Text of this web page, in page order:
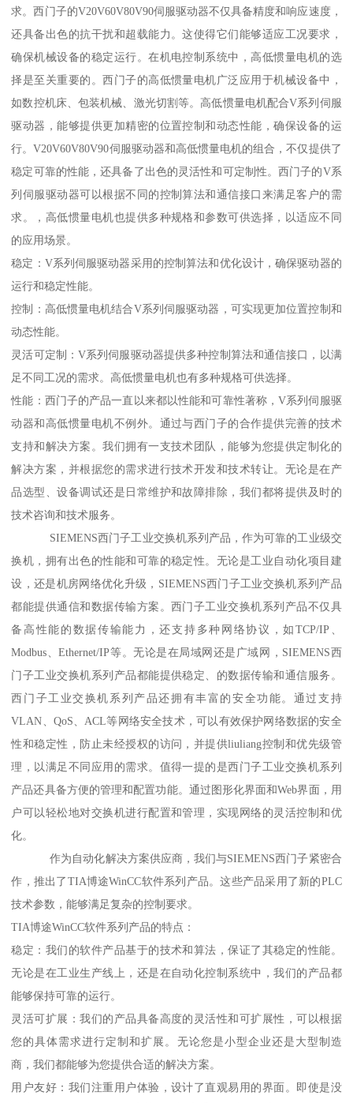
求。西门子的V20V60V80V90伺服驱动器不仅具备精度和响应速度，
还具备出色的抗干扰和超载能力。这使得它们能够适应工况要求，
确保机械设备的稳定运行。在机电控制系统中，高低惯量电机的选
择是至关重要的。西门子的高低惯量电机广泛应用于机械设备中，
如数控机床、包装机械、激光切割等。高低惯量电机配合V系列伺服
驱动器，能够提供更加精密的位置控制和动态性能，确保设备的运
行。V20V60V80V90伺服驱动器和高低惯量电机的组合，不仅提供了
稳定可靠的性能，还具备了出色的灵活性和可定制性。西门子的V系
列伺服驱动器可以根据不同的控制算法和通信接口来满足客户的需
求。，高低惯量电机也提供多种规格和参数可供选择，以适应不同
的应用场景。
稳定：V系列伺服驱动器采用的控制算法和优化设计，确保驱动器的
运行和稳定性能。
控制：高低惯量电机结合V系列伺服驱动器，可实现更加位置控制和
动态性能。
灵活可定制：V系列伺服驱动器提供多种控制算法和通信接口，以满
足不同工况的需求。高低惯量电机也有多种规格可供选择。
性能：西门子的产品一直以来都以性能和可靠性著称，V系列伺服驱
动器和高低惯量电机不例外。通过与西门子的合作提供完善的技术
支持和解决方案。我们拥有一支技术团队，能够为您提供定制化的
解决方案，并根据您的需求进行技术开发和技术转让。无论是在产
品选型、设备调试还是日常维护和故障排除，我们都将提供及时的
技术咨询和技术服务。
SIEMENS西门子工业交换机系列产品，作为可靠的工业级交
换机，拥有出色的性能和可靠的稳定性。无论是工业自动化项目建
设，还是机房网络优化升级，SIEMENS西门子工业交换机系列产品
都能提供通信和数据传输方案。西门子工业交换机系列产品不仅具
备高性能的数据传输能力，还支持多种网络协议，如TCP/IP、
Modbus、Ethernet/IP等。无论是在局域网还是广域网，SIEMENS西
门子工业交换机系列产品都能提供稳定、的数据传输和通信服务。
西门子工业交换机系列产品还拥有丰富的安全功能。通过支持
VLAN、QoS、ACL等网络安全技术，可以有效保护网络数据的安全
性和稳定性，防止未经授权的访问，并提供liuliang控制和优先级管
理，以满足不同应用的需求。值得一提的是西门子工业交换机系列
产品还具备方便的管理和配置功能。通过图形化界面和Web界面，用
户可以轻松地对交换机进行配置和管理，实现网络的灵活控制和优
化。
作为自动化解决方案供应商，我们与SIEMENS西门子紧密合
作，推出了TIA博途WinCC软件系列产品。这些产品采用了新的PLC
技术参数，能够满足复杂的控制要求。
TIA博途WinCC软件系列产品的特点：
稳定：我们的软件产品基于的技术和算法，保证了其稳定的性能。
无论是在工业生产线上，还是在自动化控制系统中，我们的产品都
能够保持可靠的运行。
灵活可扩展：我们的产品具备高度的灵活性和可扩展性，可以根据
您的具体需求进行定制和扩展。无论您是小型企业还是大型制造
商，我们都能够为您提供合适的解决方案。
用户友好：我们注重用户体验，设计了直观易用的界面。即使是没